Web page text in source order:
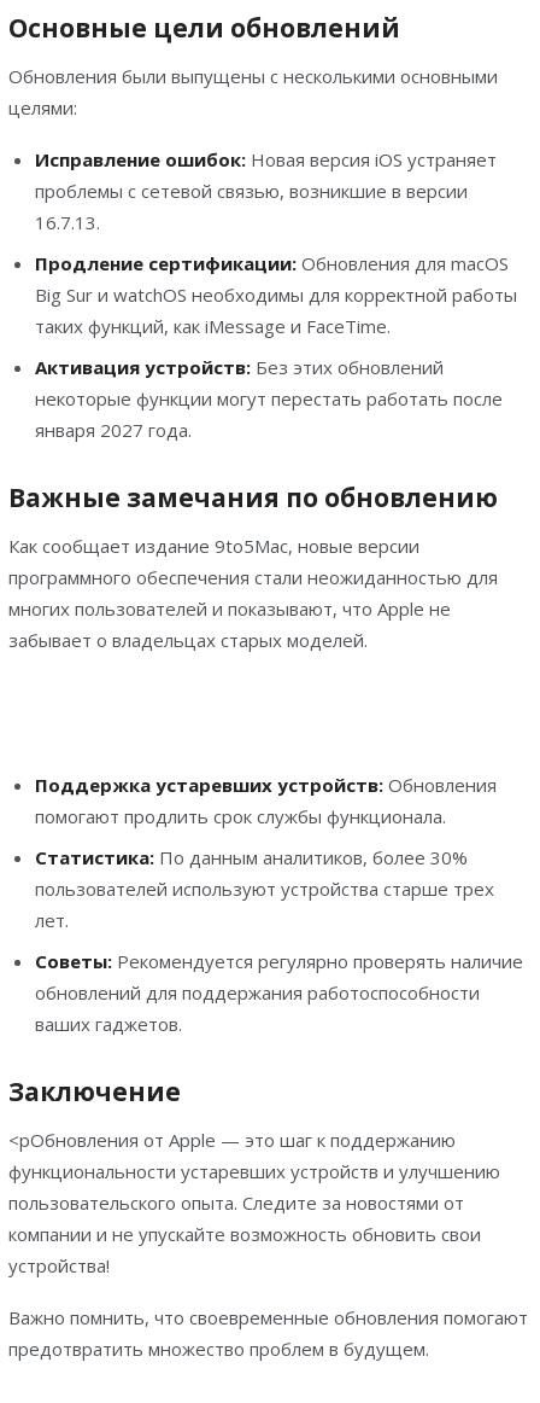
Основные цели обновлений
Обновления были выпущены с несколькими основными
целями:
Исправление ошибок:Новая версия iOS устраняет
проблемы с сетевой связью, возникшие в версии
16.7.13.
Продление сертификации:Обновления для macOS
Big Sur и watchOS необходимы для корректной работы
таких функций, как iMessage и FaceTime.
Aктивация устройств:Без этих обновлений
некоторые функции могут перестать работать после
января 2027 года.
Важные замечания по обновлению
Как сообщает издание 9to5Mac, новые версии
программного обеспечения стали неожиданностью для
многих пользователей и показывают, что Apple не
забывает о владельцах старых моделей.
Поддержка устаревших устройств:Обновления
помогают продлить срок службы функционала.
Статистика:По данным аналитиков, более 30%
пользователей используют устройства старше трех
лет.
Советы:Рекомендуется регулярно проверять наличие
обновлений для поддержания работоспособности
ваших гаджетов.
Заключение
<pОбновления от Apple — это шаг к поддержанию
функциональности устаревших устройств и улучшению
пользовательского опыта. Следите за новостями от
компании и не упускайте возможность обновить свои
устройства!
Важно помнить, что своевременные обновления помогают
предотвратить множество проблем в будущем.